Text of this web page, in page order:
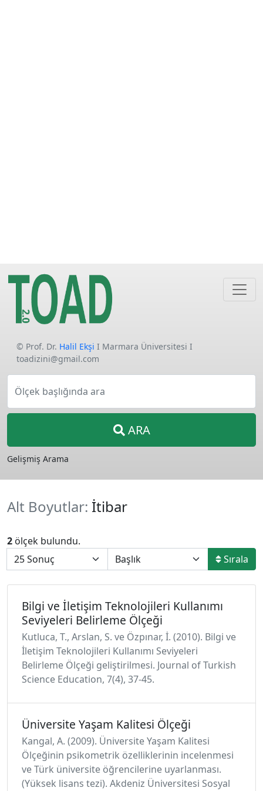
© Prof. Dr. Halil Ekşi I Marmara Üniversitesi I
toadizini@gmail.com
Ölçek başlığında ara
ARA
Gelişmiş Arama
Alt Boyutlar: İtibar
2 ölçek bulundu.
Sırala
Bilgi ve İletişim Teknolojileri Kullanımı
Seviyeleri Belirleme Ölçeği
Kutluca, T., Arslan, S. ve Özpınar, İ. (2010). Bilgi ve
İletişim Teknolojileri Kullanımı Seviyeleri
Belirleme Ölçeği geliştirilmesi. Journal of Turkish
Science Education, 7(4), 37-45.
Üniversite Yaşam Kalitesi Ölçeği
Kangal, A. (2009). Üniversite Yaşam Kalitesi
Ölçeğinin psikometrik özelliklerinin incelenmesi
ve Türk üniversite öğrencilerine uyarlanması.
(Yüksek lisans tezi). Akdeniz Üniversitesi Sosyal